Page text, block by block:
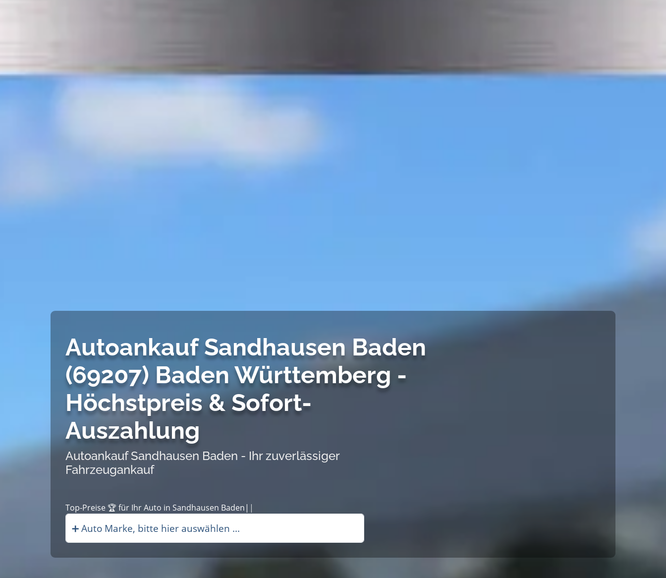
Autoankauf Sandhausen Baden
(69207) Baden Württemberg -
Höchstpreis & Sofort-
Auszahlung
Autoankauf Sandhausen Baden - Ihr zuverlässiger
Fahrzeugankauf
Top-Preise 🏆 für Ihr Auto i|